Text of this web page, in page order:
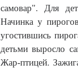
самовар". Для
Начинка у
угостившись
детьми выросло
Жар-птицей.